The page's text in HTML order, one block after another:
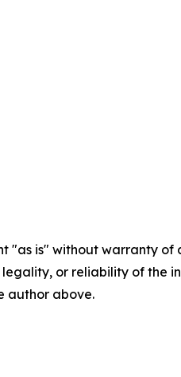
"as is" without warranty
legality, or reliability of
author above.